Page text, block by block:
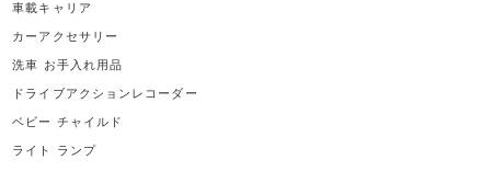
車載キャリア
カーアクセサリー
洗車 お手入れ用品
ドライブアクションレコーダー
ベビー チャイルド
ライト ランプ